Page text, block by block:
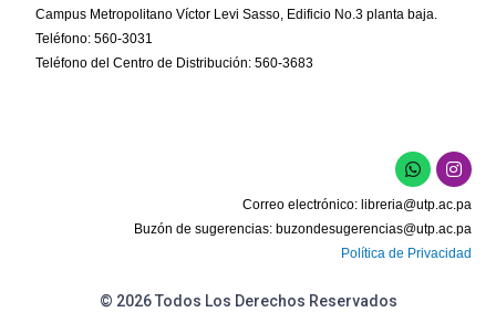
Campus Metropolitano Víctor Levi Sasso, Edificio No.3 planta baja.
Teléfono: 560-3031
Teléfono del Centro de Distribución: 560-3683
W
h
a
t
s
a
p
I
n
s
t
a
g
r
Correo electrónico: libreria@utp.ac.pa
Buzón de sugerencias: buzondesugerencias@utp.ac.pa
Política de Privacidad
© 2026 Todos Los Derechos Reservados